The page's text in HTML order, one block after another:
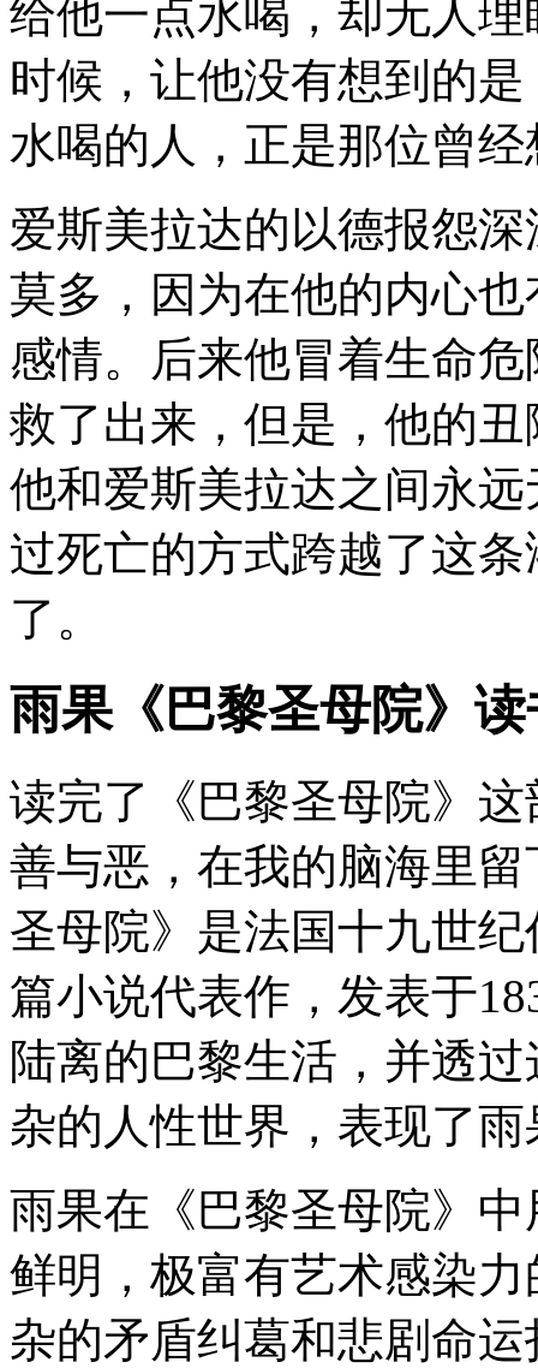
给他一点水喝，却无人
时候，让他没有想到的
水喝的人，正是那位曾
爱斯美拉达的以德报怨
莫多，因为在他的内心
感情。后来他冒着生命
救了出来，但是，他的
他和爱斯美拉达之间永
过死亡的方式跨越了这
了。
雨果《巴黎圣母院》
读完了《巴黎圣母院》
善与恶，在我的脑海里
圣母院》是法国十九世
篇小说代表作，发表于
陆离的巴黎生活，并透
杂的人性世界，表现了
雨果在《巴黎圣母院》
鲜明，极富有艺术感染
杂的矛盾纠葛和悲剧命